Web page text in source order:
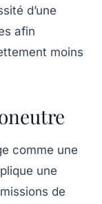
d’une
afin
moins
comme une
une
de